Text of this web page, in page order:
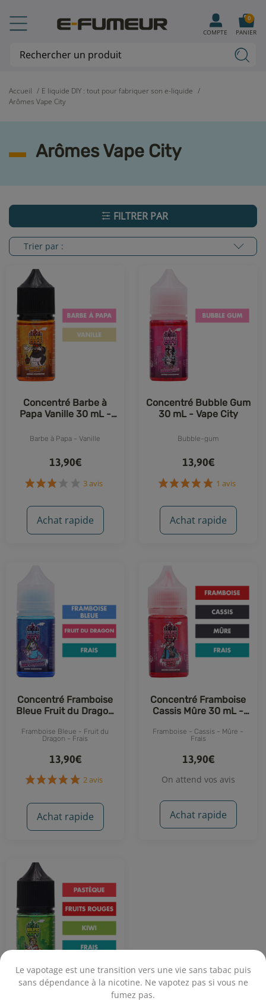
Le vapotage est une transition vers une vie sans tabac puis
sans dépendance à la nicotine. Ne vapotez pas si vous ne
fumez pas.
Accueil
E liquide DIY : tout pour fabriquer son e-liquide
Arômes Vape City
Arômes Vape City
FILTRER PAR
Trier par :
Concentré Barbe à
Papa Vanille 30 mL -
Barbe à Papa - Vanille
13,90€
Achat rapide
Concentré Bubble Gum
30 mL - Vape City
Bubble-gum
13,90€
Achat rapide
Concentré Framboise
Bleue Fruit du Dragon
Framboise Bleue - Fruit du
Dragon - Frais
13,90€
2 avis
Achat rapide
Concentré Framboise
Cassis Mûre 30 mL -
Framboise - Cassis - Mûre -
Frais
13,90€
On attend vos avis
Achat rapide
COMPTE PANIER
0